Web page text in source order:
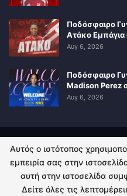
Ποδόσφαιρο
Ατάκο
Αυγ 6, 2026
Ποδόσφαιρο
Madison Perez
Αυγ 6, 2026
ΠΟΛΙΤΙΚΗ
© 2026 -
Αυτός ο ιστότοπος
εμπειρία σας στην
αυτή στην ιστοσελίδα
Δείτε όλες τις